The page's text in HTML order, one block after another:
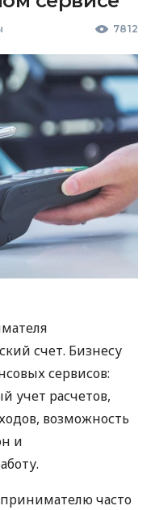
7812
счет. Бизнесу
сервисов:
учет расчетов,
возможность
и
часто